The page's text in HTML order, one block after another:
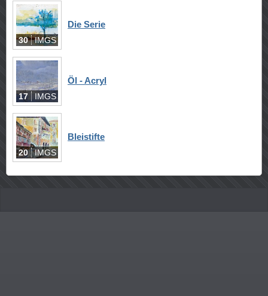
30 IMGS
Die Serie
17 IMGS
Öl - Acryl
20 IMGS
Bleistifte